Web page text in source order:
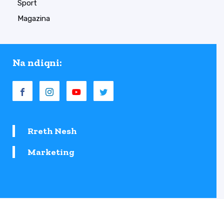
Sport
Magazina
Na ndiqni:
Rreth Nesh
Marketing